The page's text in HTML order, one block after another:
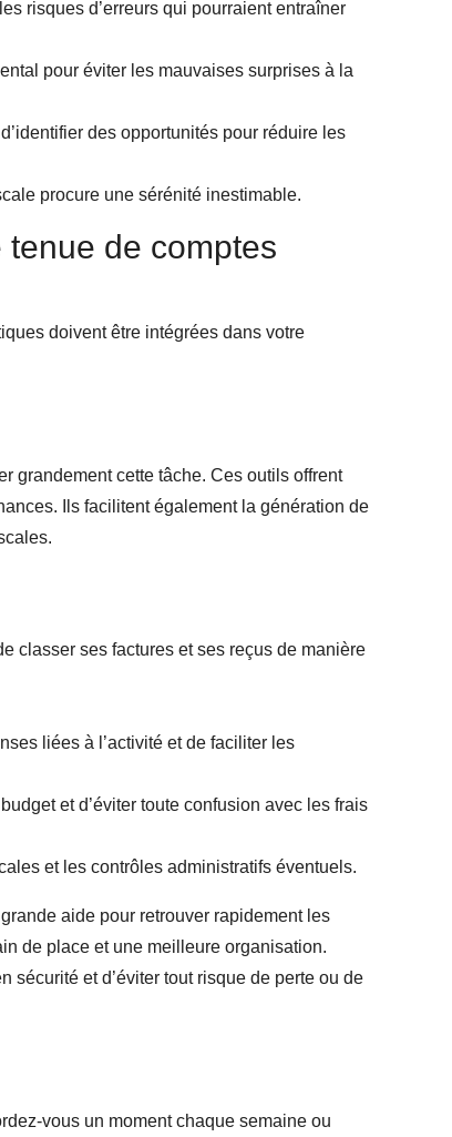
risques d’erreurs qui pourraient entraîner
pour éviter les mauvaises surprises à la
des opportunités pour réduire les
procure une sérénité inestimable.
de comptes
doivent être intégrées dans votre
grandement cette tâche. Ces outils offrent
Ils facilitent également la génération de
classer ses factures et ses reçus de manière
liées à l’activité et de faciliter les
et d’éviter toute confusion avec les frais
et les contrôles administratifs éventuels.
aide pour retrouver rapidement les
de place et une meilleure organisation.
sécurité et d’éviter tout risque de perte ou de
vous un moment chaque semaine ou